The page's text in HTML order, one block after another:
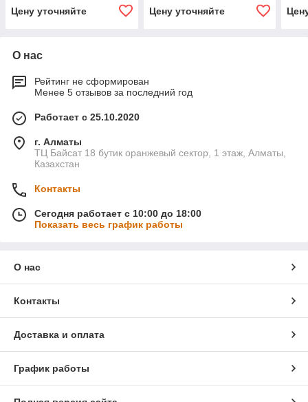
Цену уточняйте Цену уточняйте
О нас
Рейтинг не сформирован
Менее 5 отзывов за последний год
Работает с 25.10.2020
г. Алматы
ТЦ Байсат 18 бутик оранжевый сектор, 1 этаж, Алматы,
Казахстан
Контакты
Сегодня работает с 10:00 до 18:00
Показать весь график работы
О нас
Контакты
Доставка и оплата
График работы